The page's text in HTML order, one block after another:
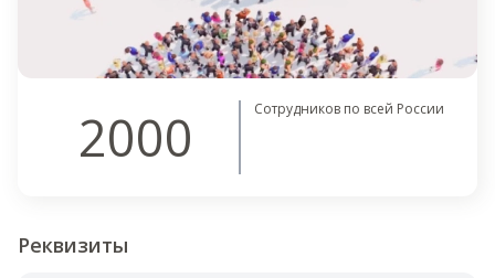
2000 Сотрудников по всей России
Реквизиты